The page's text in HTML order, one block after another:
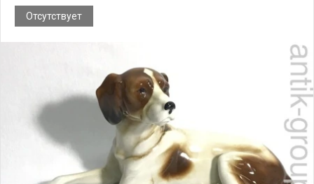
Отсутствует